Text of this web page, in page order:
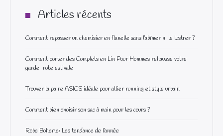
Articles récents
Comment repasser un chemisier en flanelle sans l’abîmer ni le lustrer ?
Comment porter des Complets en Lin Pour Hommes rehausse votre
garde-robe estivale
Trouver la paire ASICS idéale pour allier running et style urbain
Comment bien choisir son sac à main pour les cours ?
Robe Boheme: Les tendance de l’année